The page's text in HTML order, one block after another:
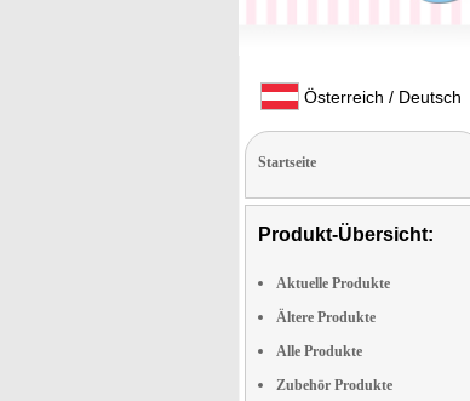
Österreich / Deutsch
Startseite
Produkt-Übersicht:
Aktuelle Produkte
Ältere Produkte
Alle Produkte
Zubehör Produkte